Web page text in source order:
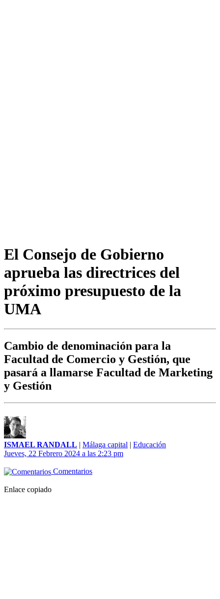
El Consejo de Gobierno
aprueba las directrices del
próximo presupuesto de la
UMA
Cambio de denominación para la
Facultad de Comercio y Gestión, que
pasará a llamarse Facultad de Marketing
y Gestión
ISMAEL RANDALL | Málaga capital | Educación
Jueves, 22 Febrero 2024 a las 2:23 pm
Comentarios
Enlace copiado